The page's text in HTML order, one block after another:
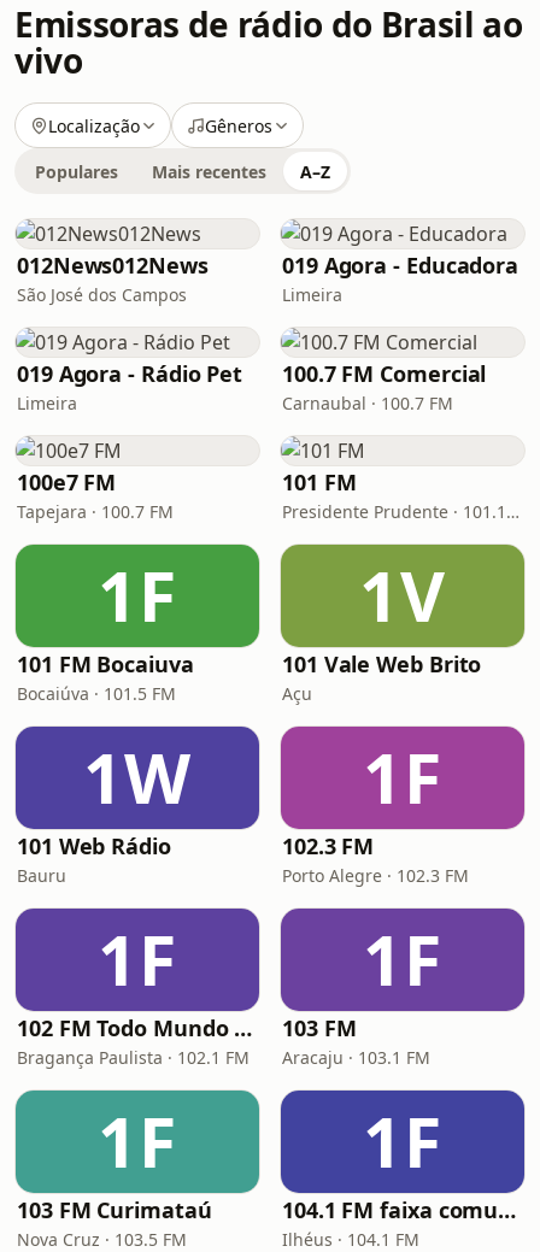
Emissoras de rádio do Brasil ao
vivo
Localização Gêneros
Populares Mais recentes A–Z
012News012News
São José dos Campos
019 Agora - Educadora
Limeira
019 Agora - Rádio Pet
Limeira
100.7 FM Comercial
Carnaubal · 100.7 FM
100e7 FM
Tapejara · 100.7 FM
101 FM
Presidente Prudente · 101.1 FM
1F
101 FM Bocaiuva
Bocaiúva · 101.5 FM
1V
101 Vale Web Brito
Açu
1W
101 Web Rádio
Bauru
1F
102.3 FM
Porto Alegre · 102.3 FM
1F
102 FM Todo Mundo Ouve
Bragança Paulista · 102.1 FM
1F
103 FM
Aracaju · 103.1 FM
1F
103 FM Curimataú
Nova Cruz · 103.5 FM
1F
104.1 FM faixa comunitária Ilhéus Bahia
Ilhéus · 104.1 FM